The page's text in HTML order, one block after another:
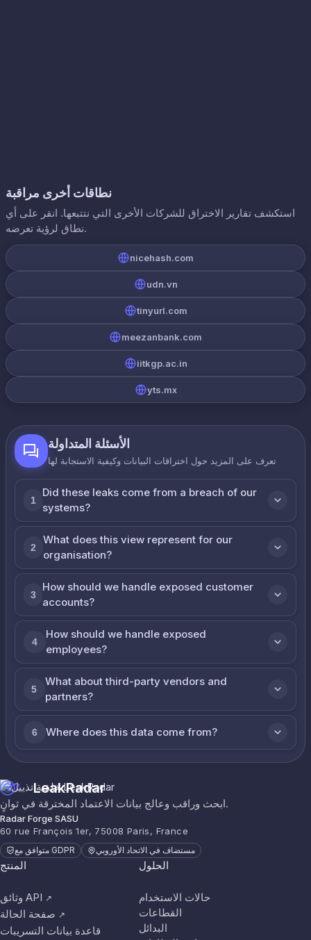
نطاقات أخرى مراقبة
استكشف تقارير الاختراق للشركات الأخرى التي نتتبعها. انقر على أي
نطاق لرؤية تعرضه.
nicehash.com
udn.vn
tinyurl.com
meezanbank.com
iitkgp.ac.in
yts.mx
الأسئلة المتداولة
تعرف على المزيد حول اختراقات البيانات وكيفية الاستجابة لها
1
Did these leaks come from a breach of our
systems?
2
What does this view represent for our
organisation?
3
How should we handle exposed customer
accounts?
4
How should we handle exposed
employees?
5
What about third-party vendors and
partners?
6 Where does this data come from?
LeakRadar
ابحث وراقب وعالج بيانات الاعتماد المخترقة في ثوانٍ.
Radar Forge SASU
60 rue François 1er, 75008 Paris, France
متوافق مع GDPR مستضاف في الاتحاد الأوروبي
المنتج
وثائق API ↗
صفحة الحالة ↗
قاعدة بيانات التسريبات
الحلول
حالات الاستخدام
القطاعات
البدائل